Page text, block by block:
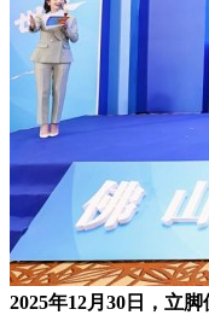
2025年12月30日，立